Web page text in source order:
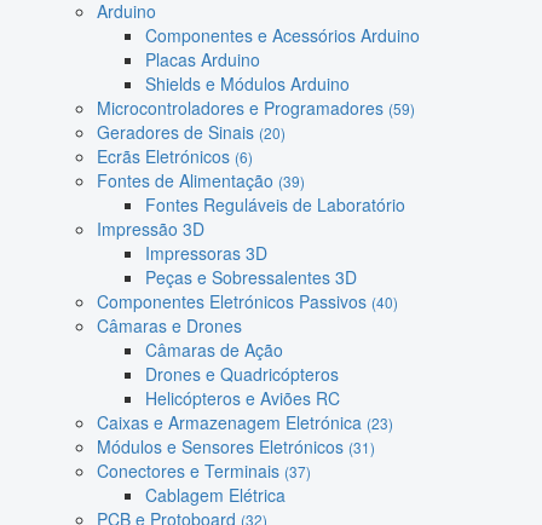
Arduino
Componentes e Acessórios Arduino
Placas Arduino
Shields e Módulos Arduino
Microcontroladores e Programadores (59)
Geradores de Sinais (20)
Ecrãs Eletrónicos (6)
Fontes de Alimentação (39)
Fontes Reguláveis de Laboratório
Impressão 3D
Impressoras 3D
Peças e Sobressalentes 3D
Componentes Eletrónicos Passivos (40)
Câmaras e Drones
Câmaras de Ação
Drones e Quadricópteros
Helicópteros e Aviões RC
Caixas e Armazenagem Eletrónica (23)
Módulos e Sensores Eletrónicos (31)
Conectores e Terminais (37)
Cablagem Elétrica
PCB e Protoboard (32)